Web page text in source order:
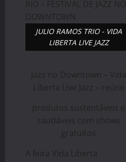
JULIO RAMOS TRIO - VIDA
LIBERTA LIVE JAZZ
Jazz no Downtown – Vida
Liberta Live Jazz – reúne
produtos sustentáveis e
saudáveis com shows
gratuitos
A feira Vida Liberta